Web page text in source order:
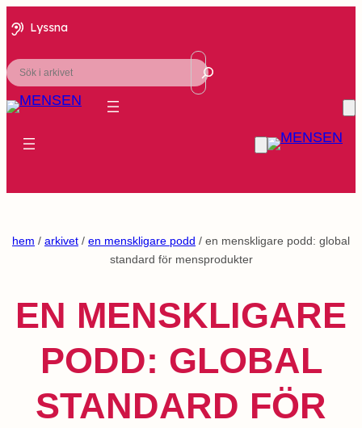
Lyssna
Sök
hem / arkivet / en menskligare podd / en menskligare podd: global
standard för mensprodukter
EN MENSKLIGARE
PODD: GLOBAL
STANDARD FÖR